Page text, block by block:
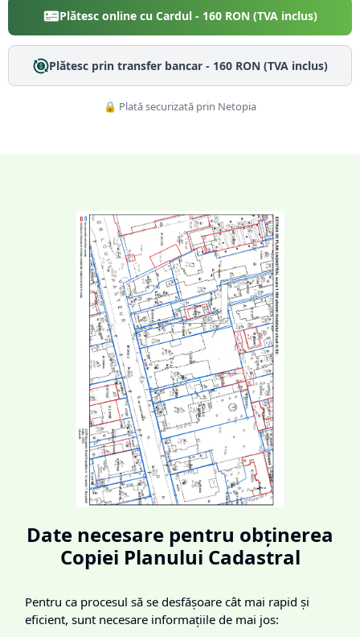
Plătesc online cu Cardul - 160RON (TVA inclus)
Plătesc prin transfer bancar - 160RON (TVA inclus)
🔒 Plată securizată prin Netopia
Date necesare pentru obținerea
Copiei Planului Cadastral
Pentru ca procesul să se desfășoare cât mai rapid și
eficient, sunt necesare informațiile de mai jos: